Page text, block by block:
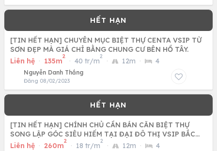
[TIN HẾT HẠN] CHUYÊN MỤC BIỆT THỰ CENTA VSIP TỪ
SƠN ĐẸP MÀ GIÁ CHỈ BẰNG CHUNG CƯ BÊN HỒ TÂY.
Liên hệ · 135m
2
· 40 tr/m
2
· 12m · 4
Nguyễn Danh Thắng
Đăng 08/02/2023
[TIN HẾT HẠN] CHÍNH CHỦ CẦN BÁN CĂN BIỆT THỰ
SONG LẬP GÓC SIÊU HIẾM TẠI ĐẠI ĐÔ THỊ VSIP BẮC
NINH
Liên hệ · 260m
2
· 18 tr/m
2
· 12m · 4